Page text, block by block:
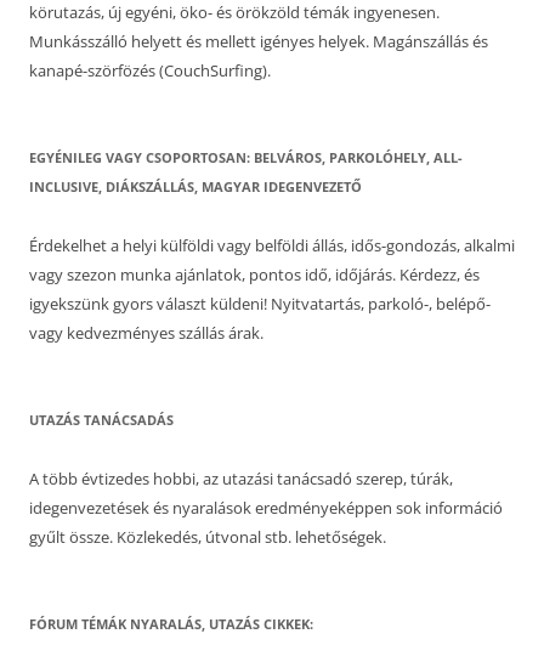
körutazás, új egyéni, öko- és örökzöld témák ingyenesen.
Munkásszálló helyett és mellett igényes helyek. Magánszállás és
kanapé-szörfözés (CouchSurfing).
EGYÉNILEG VAGY CSOPORTOSAN: BELVÁROS, PARKOLÓHELY, ALL-
INCLUSIVE, DIÁKSZÁLLÁS, MAGYAR IDEGENVEZETŐ
Érdekelhet a helyi külföldi vagy belföldi állás, idős-gondozás, alkalmi
vagy szezon munka ajánlatok, pontos idő, időjárás. Kérdezz, és
igyekszünk gyors választ küldeni! Nyitvatartás, parkoló-, belépő-
vagy kedvezményes szállás árak.
UTAZÁS TANÁCSADÁS
A több évtizedes hobbi, az utazási tanácsadó szerep, túrák,
idegenvezetések és nyaralások eredményeképpen sok információ
gyűlt össze. Közlekedés, útvonal stb. lehetőségek.
FÓRUM TÉMÁK NYARALÁS, UTAZÁS CIKKEK: